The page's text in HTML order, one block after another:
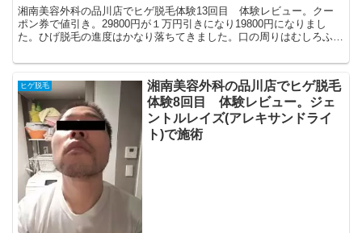
湘南美容外科の品川店でヒゲ脱毛体験13回目 体験レビュー。クー
ポン券で値引き。29800円が１万円引きになり19800円になりまし
た。ひげ脱毛の進度はかなり落ちてきました。口の周りはむしろふえ
ヒゲ脱毛
湘南美容外科の品川店でヒゲ脱毛
体験8回目 体験レビュー。ジェ
ントルレイズ(アレキサンドライ
ト)で施術